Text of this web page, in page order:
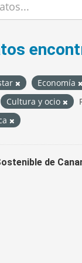
Economía
Cultura y ocio
de